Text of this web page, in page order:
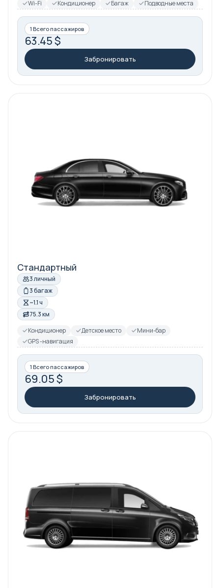
Wi-Fi
Кондиционер Багаж Подводные места
1 Всего пассажиров
63.45 $
Забронировать
Стандартный
3 личный
3 багаж
~1.1 ч
75.3 км
Кондиционер
Детское место
Мини-бар
GPS -навигация
1 Всего пассажиров
69.05 $
Забронировать